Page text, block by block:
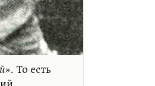
. То есть